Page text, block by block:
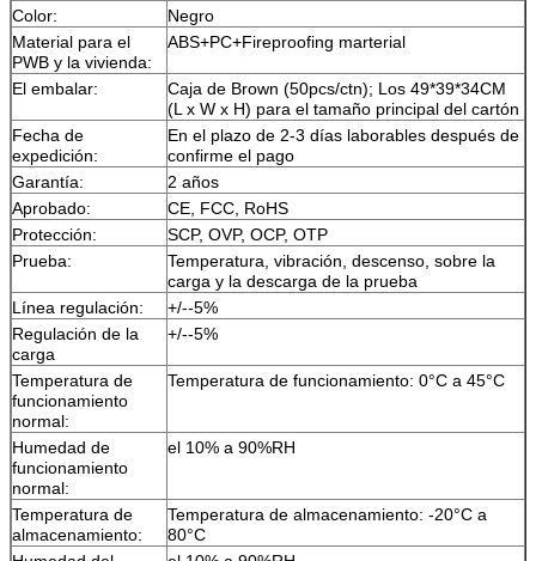
Color:
Negro
Material para el
PWB y la vivienda:
ABS+PC+Fireproofing marterial
El embalar:
Caja de Brown (50pcs/ctn); Los 49*39*34CM
(L x W x H) para el tamaño principal del cartón
Fecha de
expedición:
En el plazo de 2-3 días laborables después de
confirme el pago
Garantía:
2 años
Aprobado:
CE, FCC, RoHS
Protección:
SCP, OVP, OCP, OTP
Prueba:
Temperatura, vibración, descenso, sobre la
carga y la descarga de la prueba
Línea regulación:
+/--5%
Regulación de la
carga
+/--5%
Temperatura de
funcionamiento
normal:
Temperatura de funcionamiento: 0°C a 45°C
Humedad de
funcionamiento
normal:
el 10% a 90%RH
Temperatura de
almacenamiento:
Temperatura de almacenamiento: -20°C a
80°C